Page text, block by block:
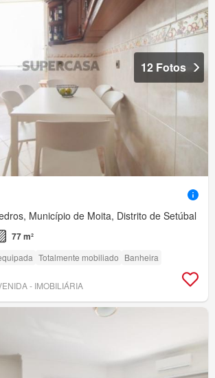
12 Fotos
Município de Moita, Distrito de Setúbal
77 m²
Totalmente mobiliado Banheira
- IMOBILIÁRIA